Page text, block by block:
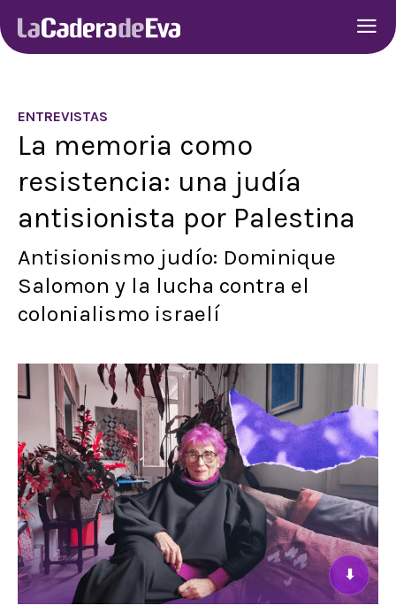
ENTREVISTAS
La memoria como
resistencia: una judía
antisionista por Palestina
Antisionismo judío: Dominique
Salomon y la lucha contra el
colonialismo israelí
⬇